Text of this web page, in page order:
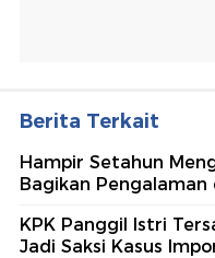
Berita Terkait
Hampir Setahun
Bagikan Pengalaman
KPK Panggil Istri
Jadi Saksi Kasus